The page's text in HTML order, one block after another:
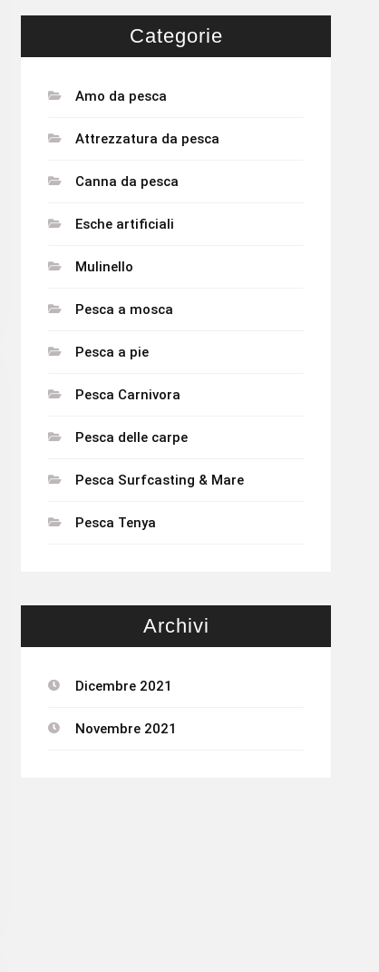
Categorie
Amo da pesca
Attrezzatura da pesca
Canna da pesca
Esche artificiali
Mulinello
Pesca a mosca
Pesca a pie
Pesca Carnivora
Pesca delle carpe
Pesca Surfcasting & Mare
Pesca Tenya
Archivi
Dicembre 2021
Novembre 2021